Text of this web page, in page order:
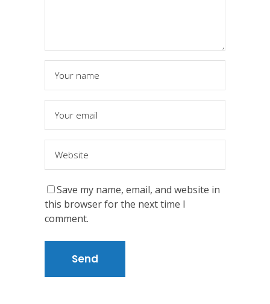
Save my name, email, and website in
this browser for the next time I
comment.